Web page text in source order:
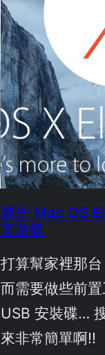
製作 Mac OS
安裝碟
打算幫家裡那
而需要做些前
USB 安裝碟…
來非常簡單啊!!